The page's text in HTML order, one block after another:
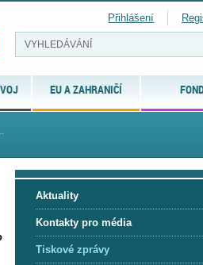
EU A ZAHRANIČÍ
Přihlášení
Aktuality
Kontakty pro média
Tiskové zprávy